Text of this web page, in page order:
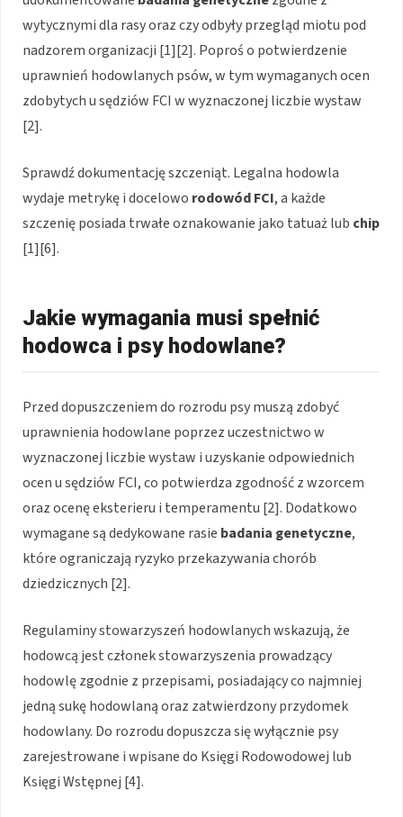
wytycznymi dla rasy oraz czy odbyły przegląd miotu pod
nadzorem organizacji [1][2]. Poproś o potwierdzenie
uprawnień hodowlanych psów, w tym wymaganych ocen
zdobytych u sędziów FCI w wyznaczonej liczbie wystaw
[2].
Sprawdź dokumentację szczeniąt. Legalna hodowla
wydaje metrykę i docelowo rodowód FCI, a każde
szczenię posiada trwałe oznakowanie jako tatuaż lub chip
[1][6].
Jakie wymagania musi spełnić
hodowca i psy hodowlane?
Przed dopuszczeniem do rozrodu psy muszą zdobyć
uprawnienia hodowlane poprzez uczestnictwo w
wyznaczonej liczbie wystaw i uzyskanie odpowiednich
ocen u sędziów FCI, co potwierdza zgodność z wzorcem
oraz ocenę eksterieru i temperamentu [2]. Dodatkowo
wymagane są dedykowane rasie badania genetyczne,
które ograniczają ryzyko przekazywania chorób
dziedzicznych [2].
Regulaminy stowarzyszeń hodowlanych wskazują, że
hodowcą jest członek stowarzyszenia prowadzący
hodowlę zgodnie z przepisami, posiadający co najmniej
jedną sukę hodowlaną oraz zatwierdzony przydomek
hodowlany. Do rozrodu dopuszcza się wyłącznie psy
zarejestrowane i wpisane do Księgi Rodowodowej lub
Księgi Wstępnej [4].